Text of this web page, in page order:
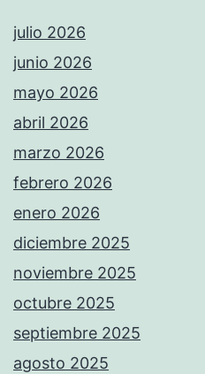
julio 2026
junio 2026
mayo 2026
abril 2026
marzo 2026
febrero 2026
enero 2026
diciembre 2025
noviembre 2025
octubre 2025
septiembre 2025
agosto 2025